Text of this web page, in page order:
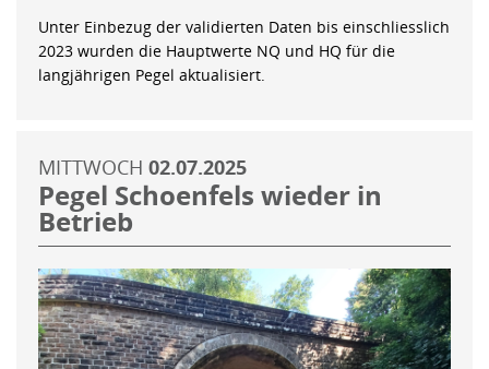
Unter Einbezug der validierten Daten bis einschliesslich
2023 wurden die Hauptwerte NQ und HQ für die
langjährigen Pegel aktualisiert.
MITTWOCH 02.07.2025
Pegel Schoenfels wieder in
Betrieb